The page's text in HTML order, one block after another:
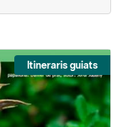
Itineraris guiats